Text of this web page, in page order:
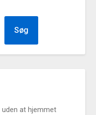
Søg
uden at hjemmet